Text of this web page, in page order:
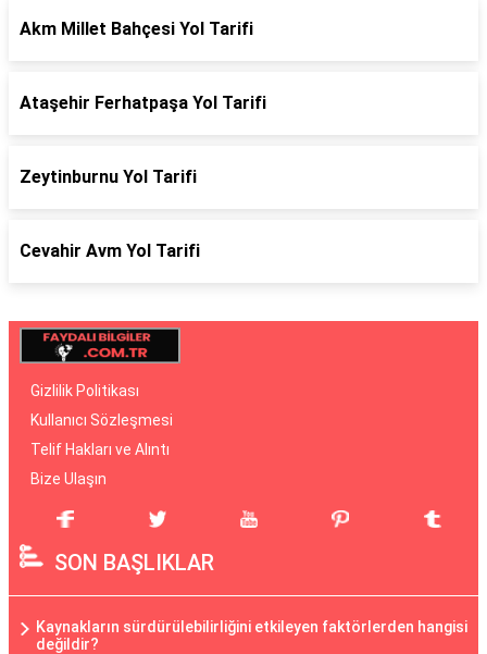
Akm Millet Bahçesi Yol Tarifi
Ataşehir Ferhatpaşa Yol Tarifi
Zeytinburnu Yol Tarifi
Cevahir Avm Yol Tarifi
Gizlilik Politikası
Kullanıcı Sözleşmesi
Telif Hakları ve Alıntı
Bize Ulaşın
SON BAŞLIKLAR
Kaynakların sürdürülebilirliğini etkileyen faktörlerden hangisi
değildir?